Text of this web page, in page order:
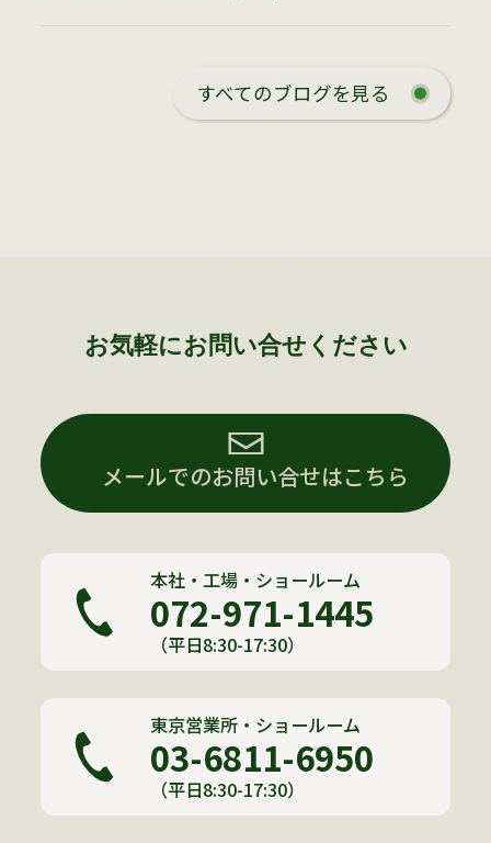
すべてのブログを見る
お気軽にお問い合せください
メールでのお問い合せはこちら
本社・工場・ショールーム
072-971-1445
（平日8:30-17:30）
東京営業所・ショールーム
03-6811-6950
（平日8:30-17:30）